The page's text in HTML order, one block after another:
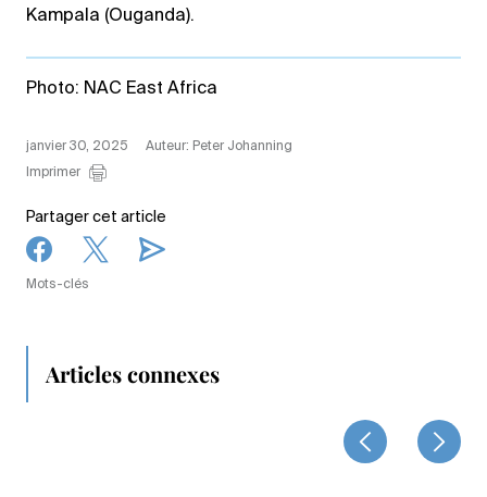
Kampala (Ouganda).
Photo: NAC East Africa
janvier 30, 2025
Auteur: Peter Johanning
Imprimer
Partager cet article
Mots-clés
Articles connexes